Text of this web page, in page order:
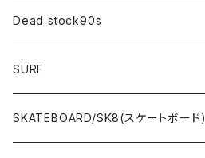
Dead stock90s
SURF
WetSuits(ウェットスーツ )
SKATEBOARD/SK8(スケートボード)